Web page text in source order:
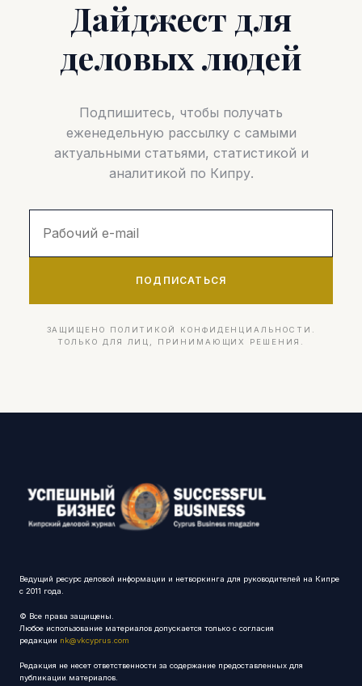
Дайджест для
деловых людей
Подпишитесь, чтобы получать
еженедельную рассылку с самыми
актуальными статьями, статистикой и
аналитикой по Кипру.
ПОДПИСАТЬСЯ
ЗАЩИЩЕНО ПОЛИТИКОЙ КОНФИДЕНЦИАЛЬНОСТИ.
ТОЛЬКО ДЛЯ ЛИЦ, ПРИНИМАЮЩИХ РЕШЕНИЯ.
Ведущий ресурс деловой информации и нетворкинга для руководителей на Кипре
с 2011 года.
© Все права защищены.
Любое использование материалов допускается только с согласия
редакции nk@vkcyprus.com
Редакция не несет ответственности за содержание предоставленных для
публикации материалов.